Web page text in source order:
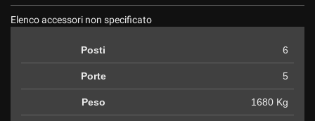
Elenco accessori non specificato
Posti 6
Porte 5
Peso 1680 Kg
le